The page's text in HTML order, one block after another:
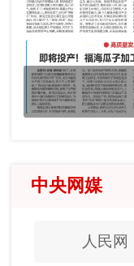
中央网媒
人民网